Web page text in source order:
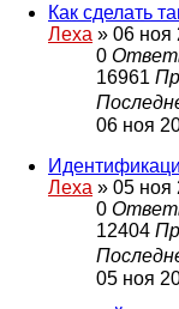
Как сделать
Леха » 06 ноя
0
16961
06 ноя
Леха » 05 ноя
0
12404
05 ноя